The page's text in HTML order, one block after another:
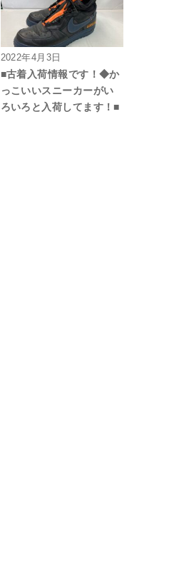
2022年4月3日
■古着入荷情報です！◆か
っこいいスニーカーがい
ろいろと入荷してます！■